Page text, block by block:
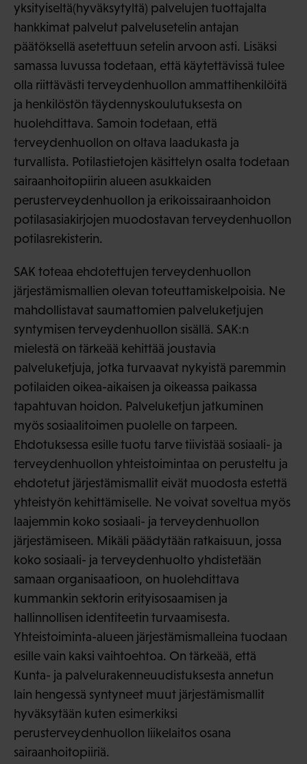
yksityiseltä(hyväksytyltä) palvelujen tuottajalta
hankkimat palvelut palvelusetelin antajan
päätöksellä asetettuun setelin arvoon asti. Lisäksi
samassa luvussa todetaan, että käytettävissä tulee
olla riittävästi terveydenhuollon ammattihenkilöitä
ja henkilöstön täydennyskoulutuksesta on
huolehdittava. Samoin todetaan, että
terveydenhuollon on oltava laadukasta ja
turvallista. Potilastietojen käsittelyn osalta todetaan
sairaanhoitopiirin alueen asukkaiden
perusterveydenhuollon ja erikoissairaanhoidon
potilasasiakirjojen muodostavan terveydenhuollon
potilasrekisterin.
SAK toteaa ehdotettujen terveydenhuollon
järjestämismallien olevan toteuttamiskelpoisia. Ne
mahdollistavat saumattomien palveluketjujen
syntymisen terveydenhuollon sisällä. SAK:n
mielestä on tärkeää kehittää joustavia
palveluketjuja, jotka turvaavat nykyistä paremmin
potilaiden oikea-aikaisen ja oikeassa paikassa
tapahtuvan hoidon. Palveluketjun jatkuminen
myös sosiaalitoimen puolelle on tarpeen.
Ehdotuksessa esille tuotu tarve tiivistää sosiaali- ja
terveydenhuollon yhteistoimintaa on perusteltu ja
ehdotetut järjestämismallit eivät muodosta estettä
yhteistyön kehittämiselle. Ne voivat soveltua myös
laajemmin koko sosiaali- ja terveydenhuollon
järjestämiseen. Mikäli päädytään ratkaisuun, jossa
koko sosiaali- ja terveydenhuolto yhdistetään
samaan organisaatioon, on huolehdittava
kummankin sektorin erityisosaamisen ja
hallinnollisen identiteetin turvaamisesta.
Yhteistoiminta-alueen järjestämismalleina tuodaan
esille vain kaksi vaihtoehtoa. On tärkeää, että
Kunta- ja palvelurakenneuudistuksesta annetun
lain hengessä syntyneet muut järjestämismallit
hyväksytään kuten esimerkiksi
perusterveydenhuollon liikelaitos osana
sairaanhoitopiiriä.